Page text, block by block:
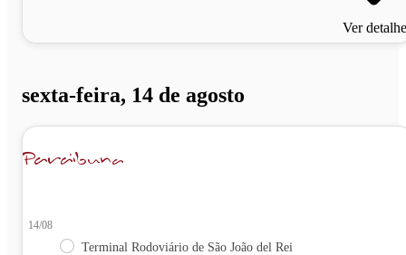
Ver
sexta-feira, 14 de agosto
14/08
Terminal Rodoviário de São João del Rei